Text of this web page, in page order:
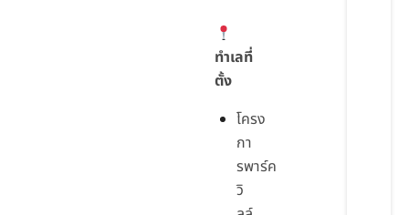
ทำเลที่
ตั้ง
โครง
กา
รพาร์ค
วิ